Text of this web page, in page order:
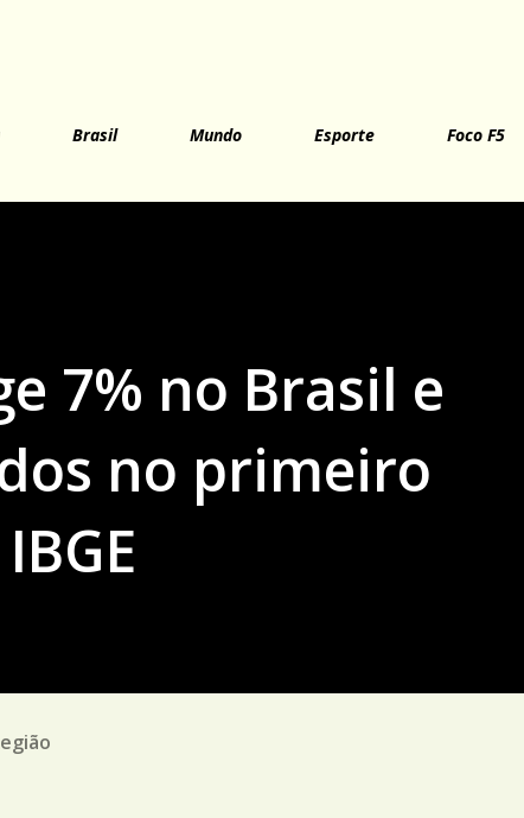
Brasil Mundo Esporte Foco F5
7% no Brasil e
no primeiro